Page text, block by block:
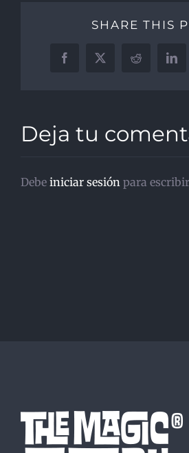
SHARE THIS
Facebook
X Reddit
Deja tu
Debe iniciar sesión para